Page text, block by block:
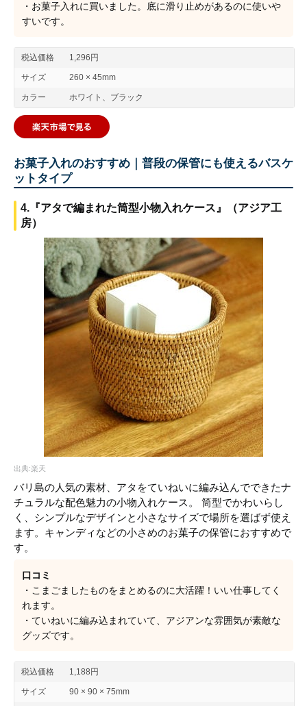
・お菓子入れに買いました。底に滑り止めがあるのに使いや
すいです。
税込価格 1,296円
サイズ 260 × 45mm
カラー ホワイト、ブラック
お菓子入れのおすすめ｜普段の保管にも使えるバスケ
ットタイプ
4.『アタで編まれた筒型小物入れケース』（アジア工
房）
出典:楽天
バリ島の人気の素材、アタをていねいに編み込んでできたナ
チュラルな配色魅力の小物入れケース。 筒型でかわいらし
く、シンプルなデザインと小さなサイズで場所を選ばず使え
ます。キャンディなどの小さめのお菓子の保管におすすめで
す。
口コミ
・こまごましたものをまとめるのに大活躍！いい仕事してく
れます。
・ていねいに編み込まれていて、アジアンな雰囲気が素敵な
グッズです。
税込価格 1,188円
サイズ 90 × 90 × 75mm